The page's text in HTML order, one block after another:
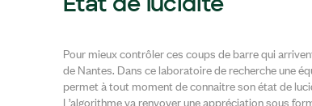
Etat de lucidité
Pour mieux contrôler ces coups de barre qui
de Nantes. Dans ce laboratoire de recherche une
permet à tout moment de connaitre son état de
L’algorithme va renvoyer une appréciation sous